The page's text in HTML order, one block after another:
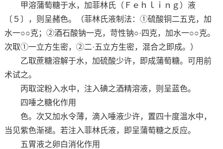
甲溶蒲萄糖于水，加菲林氏（Ｆｅｈｌｉｎｇ）液
〔５〕，则呈赭色。（菲林氏液制法：①硫酸铜二五克，加
水一○○克；②酒石酸钠一克，苛性钠○·四克，加水一○○克。
次取①一立方生密，②二·五立方生密，混合之即成。）
乙取蔗糖溶解于水，加硫酸少许，即成蒲萄糖。可用前
术试之。
丙取淀粉入水中，注入碘之酒精溶液，则呈蓝色。
四唾之糖化作用
色。次又加水令薄，滴入唾液少许，置四十度温水中，
当见紫色渐褪。若注入菲林氏液，即呈蒲萄糖之反应。
五胃液之卵白消化作用